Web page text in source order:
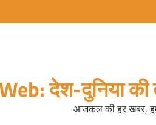
देश-दुनिया
आजकल की हर खबर, हम